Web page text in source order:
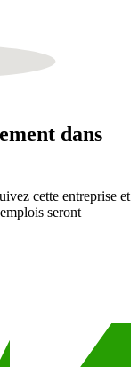
dans
cette entreprise et
seront